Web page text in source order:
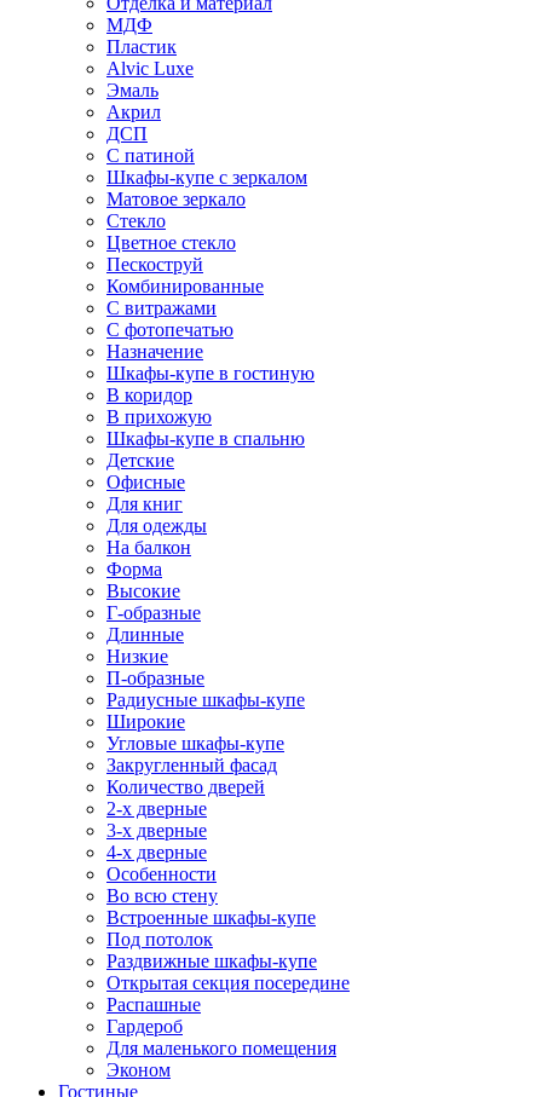
МДФ
Пластик
Alvic Luxe
Эмаль
Акрил
ДСП
С патиной
Шкафы-купе с зеркалом
Матовое зеркало
Стекло
Цветное стекло
Пескоструй
Комбинированные
С витражами
С фотопечатью
Назначение
Шкафы-купе в гостиную
В коридор
В прихожую
Шкафы-купе в спальню
Детские
Офисные
Для книг
Для одежды
На балкон
Форма
Высокие
Г-образные
Длинные
Низкие
П-образные
Радиусные шкафы-купе
Широкие
Угловые шкафы-купе
Закругленный фасад
Количество дверей
2-х дверные
3-х дверные
4-х дверные
Особенности
Во всю стену
Встроенные шкафы-купе
Под потолок
Раздвижные шкафы-купе
Открытая секция посередине
Распашные
Гардероб
Для маленького помещения
Эконом
Гостиные